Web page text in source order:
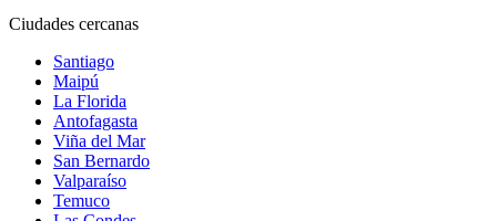
Ciudades cercanas
Santiago
Maipú
La Florida
Antofagasta
Viña del Mar
San Bernardo
Valparaíso
Temuco